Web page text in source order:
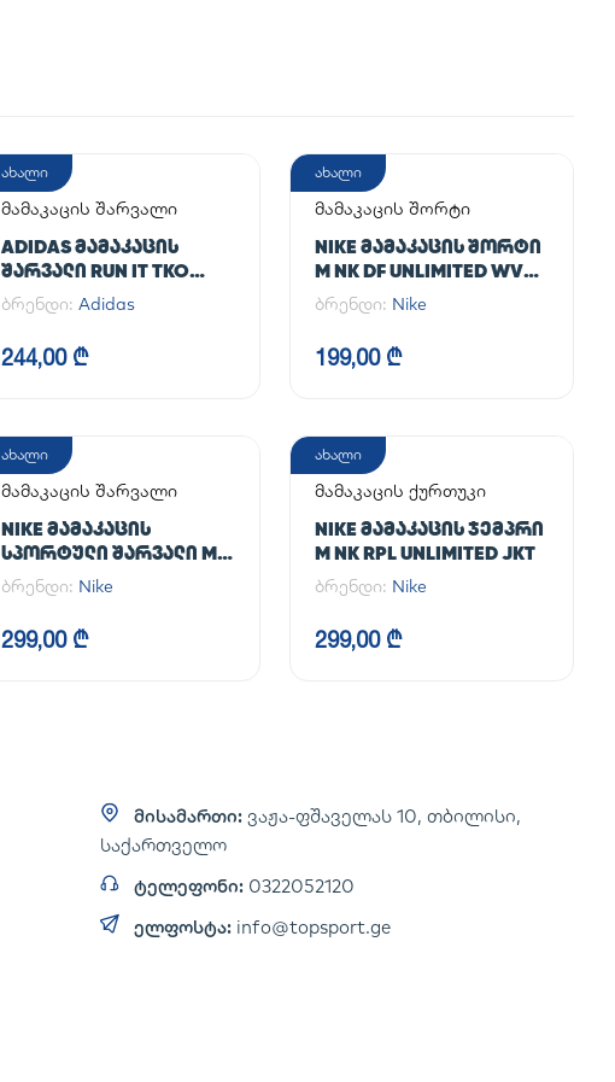
ახალი
მამაკაცის შარვალი
ADIDAS ᲛᲐᲛᲐᲙᲐᲪᲘᲡ
ᲨᲐᲠᲕᲐᲚᲘ RUN IT TKO
PANT
ბრენდი: Adidas
244,00 ₾
ახალი
მამაკაცის შორტი
NIKE ᲛᲐᲛᲐᲙᲐᲪᲘᲡ ᲨᲝᲠᲢᲘ
M NK DF UNLIMITED WVN
7IN UL
ბრენდი: Nike
199,00 ₾
ახალი
მამაკაცის შარვალი
NIKE ᲛᲐᲛᲐᲙᲐᲪᲘᲡ
ᲡᲞᲝᲠᲢᲣᲚᲘ ᲨᲐᲠᲕᲐᲚᲘ M
NK DF UNLIMITED PANT
TPR
ბრენდი: Nike
299,00 ₾
ახალი
მამაკაცის ქურთუკი
NIKE ᲛᲐᲛᲐᲙᲐᲪᲘᲡ ᲯᲔᲛᲞᲠᲘ
M NK RPL UNLIMITED JKT
ბრენდი: Nike
299,00 ₾
მისამართი: ვაჟა-ფშაველას 10, თბილისი,
საქართველო
ტელეფონი: 0322052120
ელფოსტა: info@topsport.ge